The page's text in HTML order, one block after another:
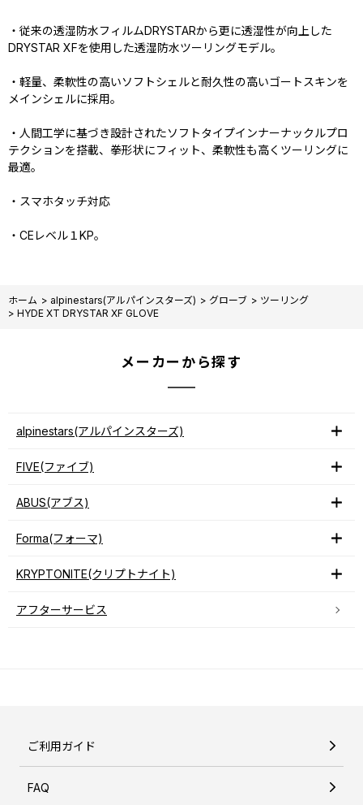
・従来の透湿防水フィルムDRYSTARから更に透湿性が向上した
DRYSTAR XFを使用した透湿防水ツーリングモデル。
・軽量、柔軟性の高いソフトシェルと耐久性の高いゴートスキンを
メインシェルに採用。
・人間工学に基づき設計されたソフトタイプインナーナックルプロ
テクションを搭載、拳形状にフィット、柔軟性も高くツーリングに
最適。
・スマホタッチ対応
・CEレベル１KP。
ホーム > alpinestars(アルパインスターズ) > グローブ > ツーリング
> HYDE XT DRYSTAR XF GLOVE
メーカーから探す
alpinestars(アルパインスターズ)
FIVE(ファイブ)
ABUS(アブス)
Forma(フォーマ)
KRYPTONITE(クリプトナイト)
アフターサービス
ご利用ガイド
FAQ